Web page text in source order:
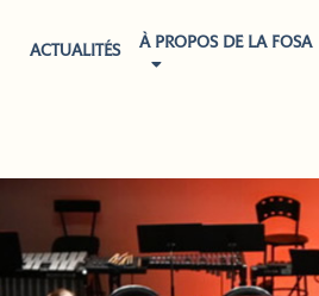
ACTUALITÉS
À PROPOS DE LA FOSA